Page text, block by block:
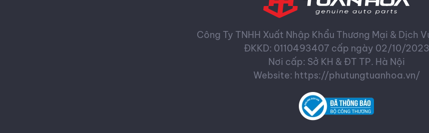
Công Ty TNHH Xuất Nhập Khẩu Thương Mại & Dịch
ĐKKD: 0110493407 cấp ngày 02/10/2023
Nơi cấp: Sở KH & ĐT TP. Hà Nội
Website: https://phutungtuanhoa.vn/